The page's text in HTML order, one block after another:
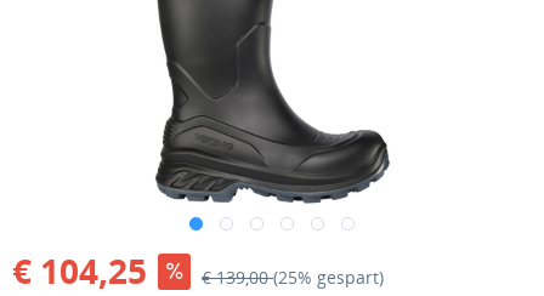
€ 104,25 € 139,00(25% gespart)